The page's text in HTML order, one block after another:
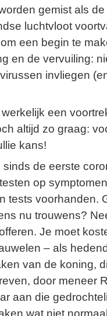
gemist als
luchtvloot
een begin te
en de vervuiling:
invliegen
een
altijd zo graag:
kans!
de eerste
op
tests voorhanden.
nu trouwens?
Je moet
– als
van de koning,
door meneer
aan die